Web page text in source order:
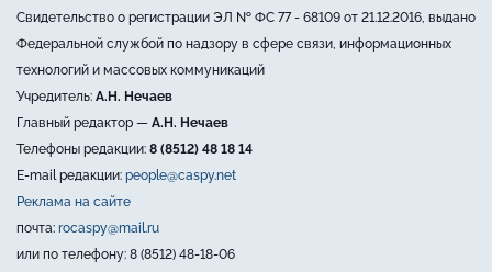
Свидетельство о регистрации ЭЛ № ФС 77 - 68109 от 21.12.2016, выдано
Федеральной службой по надзору в сфере связи, информационных
технологий и массовых коммуникаций
Учредитель: А.Н. Нечаев
Главный редактор — А.Н. Нечаев
Телефоны редакции: 8 (8512) 48 18 14
E-mail редакции: people@caspy.net
Реклама на сайте
почта: rocaspy@mail.ru
или по телефону: 8 (8512) 48-18-06